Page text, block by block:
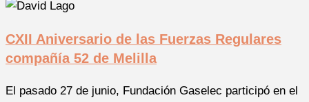
CXII Aniversario de las Fuerzas Regulares
compañía 52 de Melilla
El pasado 27 de junio, Fundación Gaselec participó en el